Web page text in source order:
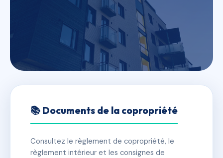
6 IMPASSE GORD
✓ Immatriculée 🏠 21 lots 🏗 3 bâtiment(s)
📚 Documents de la copropriété
Consultez le règlement de copropriété, le
règlement intérieur et les consignes de